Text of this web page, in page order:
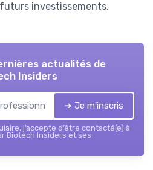
investissements.
actualités de
Insiders
➔ Je m'inscris
j’accepte d’être contacté(e) à
Biotech Insiders et ses